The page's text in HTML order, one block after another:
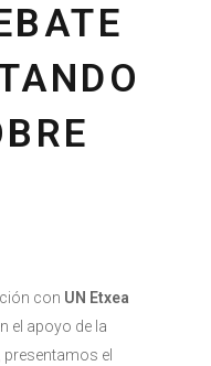
con UN Etxea
el apoyo de la
, presentamos el